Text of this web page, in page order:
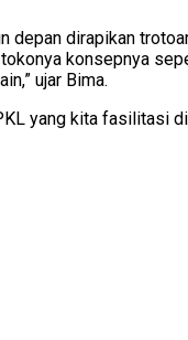
depan dirapikan
konsepnya
ujar Bima.
yang kita